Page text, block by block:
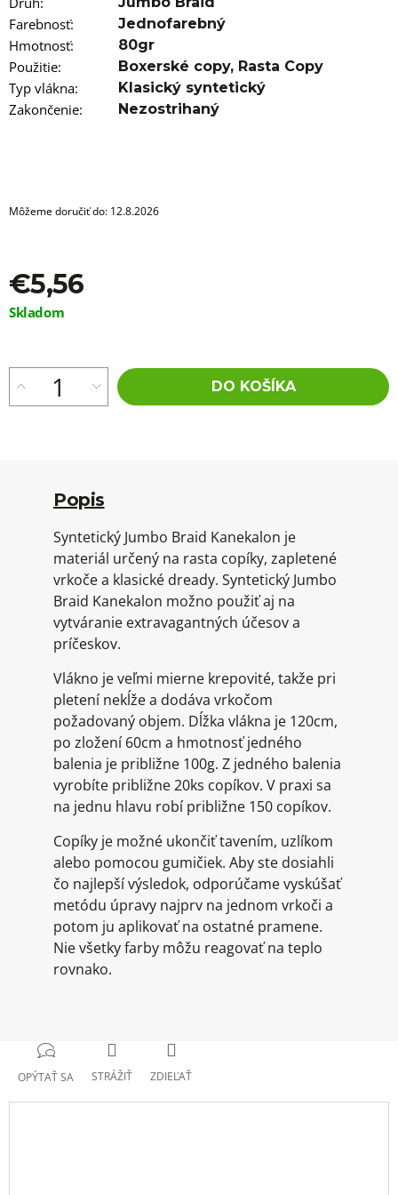
Farebnosť: Jednofarebný
Hmotnosť: 80gr
Použitie: Boxerské copy, Rasta Copy
Typ vlákna: Klasický syntetický
Zakončenie: Nezostrihaný
Môžeme doručiť do: 12.8.2026
€5,56
Jednotková
Skladom
DO KOŠÍKA
Popis
Syntetický Jumbo Braid Kanekalon je
materiál určený na rasta copíky, zapletené
vrkoče a klasické dready. Syntetický Jumbo
Braid Kanekalon možno použiť aj na
vytváranie extravagantných účesov a
príčeskov.
Vlákno je veľmi mierne krepovité, takže pri
pletení nekĺže a dodáva vrkočom
požadovaný objem. Dĺžka vlákna je 120cm,
po zložení 60cm a hmotnosť jedného
balenia je približne 100g. Z jedného balenia
vyrobíte približne 20ks copíkov. V praxi sa
na jednu hlavu robí približne 150 copíkov.
Copíky je možné ukončiť tavením, uzlíkom
alebo pomocou gumičiek. Aby ste dosiahli
čo najlepší výsledok, odporúčame vyskúšať
metódu úpravy najprv na jednom vrkoči a
potom ju aplikovať na ostatné pramene.
Nie všetky farby môžu reagovať na teplo
rovnako.
OPÝTAŤ SA STRÁŽIŤ ZDIEĽAŤ
m
e
100%
JUMBO
BRAID
ZOSTRIHANÝ